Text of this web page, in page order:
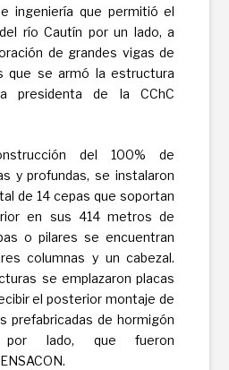
ingeniería que permitió el
río Cautín por un lado, a
de grandes vigas de
que se armó la estructura
presidenta de la CChC
del 100% de
y profundas, se instalaron
de 14 cepas que soportan
en sus 414 metros de
o pilares se encuentran
columnas y un cabezal.
se emplazaron placas
el posterior montaje de
prefabricadas de hormigón
por lado, que fueron